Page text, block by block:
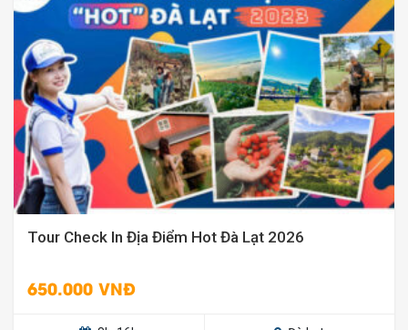
Tour Check In Địa Điểm Hot Đà Lạt 2026
650.000 VNĐ